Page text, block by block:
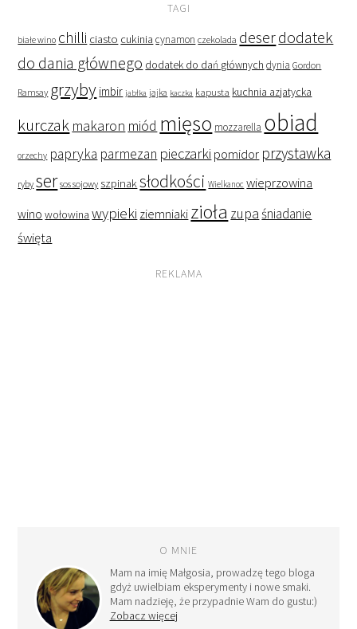
TAGI
białe wino chilli ciasto cukinia cynamon czekolada deserdodatek
do dania głównego dodatek do dań głównych dynia Gordon
Ramsay grzyby imbir jabłka jajka kaczka kapusta kuchnia azjatycka
kurczak makaron miód mięso mozzarella obiad
orzechy papryka parmezan pieczarki pomidor przystawka
ryby ser sos sojowy szpinaksłodkości Wielkanoc wieprzowina
wino wołowina wypieki ziemniaki zioła zupaśniadanie
święta
REKLAMA
O MNIE
Mam na imię Małgosia, prowadzę tego bloga
gdyż uwielbiam eksperymenty i nowe smaki.
Mam nadzieję, że przypadnie Wam do gustu:)
Zobacz więcej